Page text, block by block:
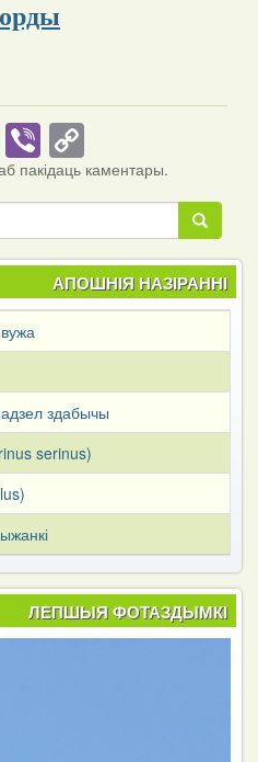
ViberCopy
Link
пакідаць каментары.
Пошук
Пошук
АПОШНІЯ НАЗІРАННІ
здабычы
serinus)
ЛЕПШЫЯ ФОТАЗДЫМКІ